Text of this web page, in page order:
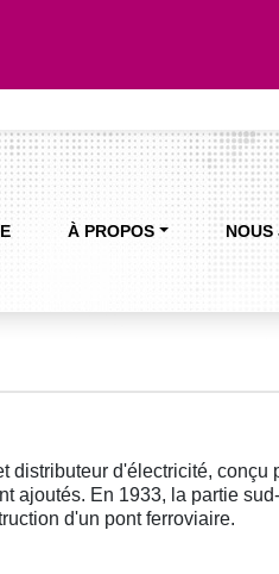
À PROPOS NOUS
distributeur d'électricité, conçu
ajoutés. En 1933, la partie
d'un pont ferroviaire.